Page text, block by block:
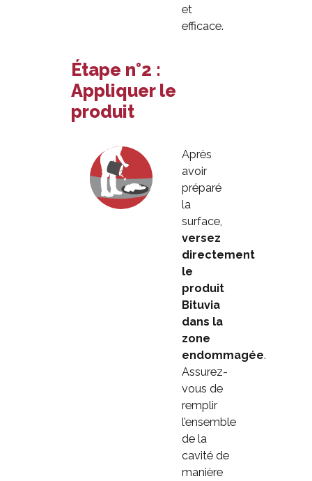
et
efficace.
Étape n°2 :
Appliquer le
produit
Après
avoir
préparé
la
surface,
versez
directement
le
produit
Bituvia
dans la
zone
endommagée.
Assurez-
vous de
remplir
l’ensemble
de la
cavité de
manière